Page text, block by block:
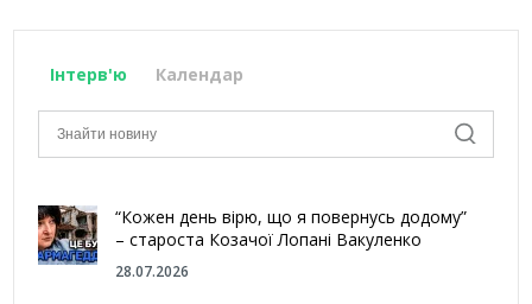
Інтерв'ю Календар
“Кожен день вірю, що я повернусь додому”
– староста Козачої Лопані Вакуленко
28.07.2026